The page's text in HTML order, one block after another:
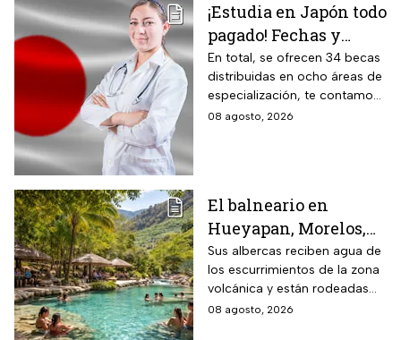
¡Estudia en Japón todo
pagado! Fechas y
requisitos de la
convocatoria para
becas de estancias en
2026
En total, se ofrecen 34 becas
distribuidas en ocho áreas de
especialización, te contamos
todos los detalles.
08 agosto, 2026
El balneario en
Hueyapan, Morelos,
que combina albercas
cristalinas con la
naturaleza del volcán
Popocatépetl y cuesta
Sus albercas reciben agua de
los escurrimientos de la zona
volcánica y están rodeadas
de vegetación, áreas verdes y
08 agosto, 2026